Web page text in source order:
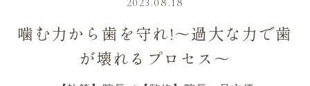
2023.08.18
噛む力から歯を守れ!～過大な力で歯
が壊れるプロセス～